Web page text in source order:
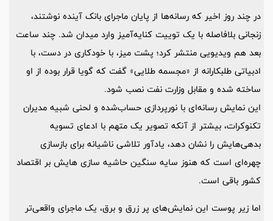
در چند روز اخیر که رسانه‌ها از پایان ماجرای بانک آینده نوشتند،
زنجانی بلافاصله با یک توییت کنایه‌آمیز وارد میدان شد. چند ساعت
بعد هم ویدیویی منتشر کرد؛ پشت میز، با خودکاری در دست، با
ادبیاتی طلبکارانه از «مجسمه طلایی» گفت که گویا قرار بوده از او
ساخته شده و مقابل وزارت نفت نصب شود.
این نمایش رسانه‌ای با نورپردازی حساب‌شده و لحنی شبیه مدیران
تکنوکرات، بیشتر از آنکه تصویر یک متهم با ادعای تسویه
بدهی‌هایش را نشان دهد، یادآور تلاشی ناشیانه برای بازسازی
چهره‌ای است که هنوز سایه سنگین حاشیه سازی هایش بر اقتصاد
کشور باقی است.
اما زیر پوست این نمایش‌های پر زرق و برق، یک ماجرای واقعی‌تر